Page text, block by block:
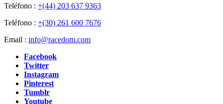
Teléfono : +(44) 203 637 9363
Teléfono : +(30) 261 600 7676
Email : info@racedom.com
Facebook
Twitter
Instagram
Pinterest
Tumblr
Youtube